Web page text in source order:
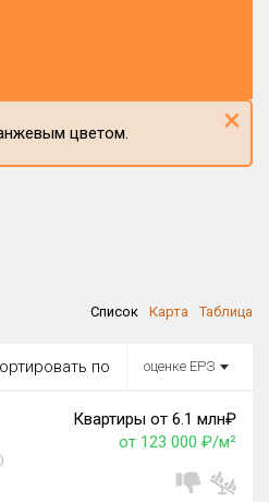
цветом. ×
Список Карта Таблица
по оценке ЕРЗ
Квартиры от 6.1 млн₽
от 123 000 ₽/м²